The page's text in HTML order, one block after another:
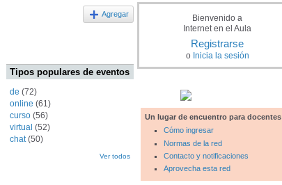
Agregar
Tipos populares de eventos
de (72)
online (61)
curso (56)
virtual (52)
chat(50)
Ver todos
Bienvenido a
Internet en el Aula
Registrarse
o Inicia la sesión
Un lugar de encuentro para docentes
Cómo ingresar
Normas de la red
Contacto y notificaciones
Aprovecha esta red